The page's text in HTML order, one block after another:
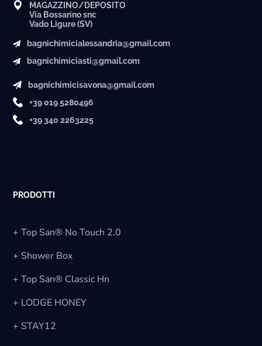
MAGAZZINO/DEPOSITO
Via Bossarino snc
Vado Ligure (SV)
bagnichimicialessandria@gmail.com
bagnichimiciasti@gmail.com
bagnichimicisavona@gmail.com
+39 019 5280496
+39 340 2263225
PRODOTTI
+ Top San® No Touch 2.0
+ Shower Box
+ Top San® Classic Hn
+ LODGE HONEY
+ STAY12